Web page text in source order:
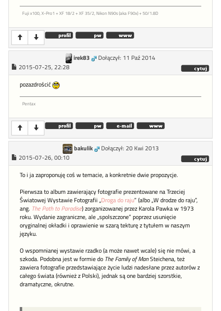
Fuji x100, X-Pro1 + XF 18/2 + XF 35/2, Nikon N90s (aka F90x) + 50/1.8D
irek83
Dołączył: 11 Paź 2014
2015-07-25, 22:28
pozazdrościć
Pentax
bakulik
Dołączył: 20 Kwi 2013
2015-07-26, 00:10
To i ja zaproponuję coś w temacie, a konkretnie dwie propozycje.
Pierwsza to album zawierający fotografie prezentowane na Trzeciej
Światowej Wystawie Fotografii „Droga do raju” (albo „W drodze do raju”,
ang. The Path to Paradise) zorganizowanej przez Karola Pawka w 1973
roku. Wydanie zagraniczne, ale „spolszczone” poprzez usunięcie
oryginalnej okładki i oprawienie w szarą tekturę z tytułem w naszym
języku.
O wspomnianej wystawie rzadko (a może nawet wcale) się nie mówi, a
szkoda. Podobna jest w formie do The Family of ManSteichena, też
zawiera fotografie przedstawiające życie ludzi nadesłane przez autorów z
całego świata (również z Polski), jednak są one bardziej szorstkie,
dramatyczne, okrutne.